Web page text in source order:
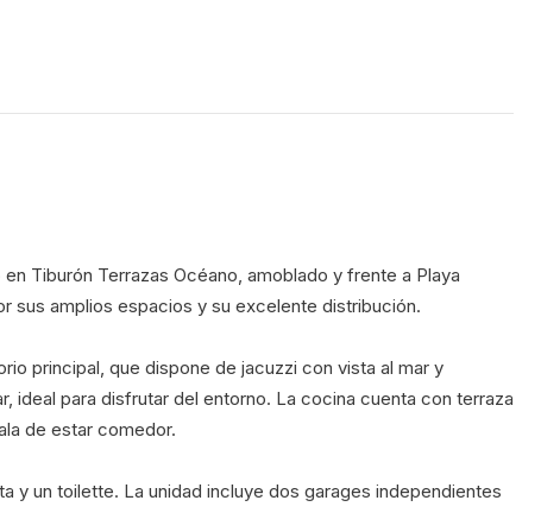
sus amplios espacios y su excelente distribución.
principal, que dispone de jacuzzi con vista al mar y
ideal para disfrutar del entorno. La cocina cuenta con terraza
de estar comedor.
y un toilette. La unidad incluye dos garages independientes